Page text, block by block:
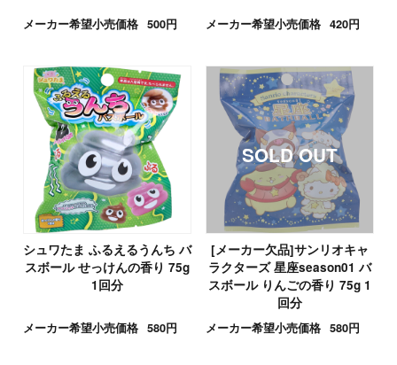
メーカー希望小売価格 500円 メーカー希望小売価格 420円
シュワたま ふるえるうんち バ
スボール せっけんの香り 75g
1回分
メーカー希望小売価格 580円
[メーカー欠品]サンリオキャ
ラクターズ 星座season01 バ
スボール りんごの香り 75g 1
回分
メーカー希望小売価格 580円